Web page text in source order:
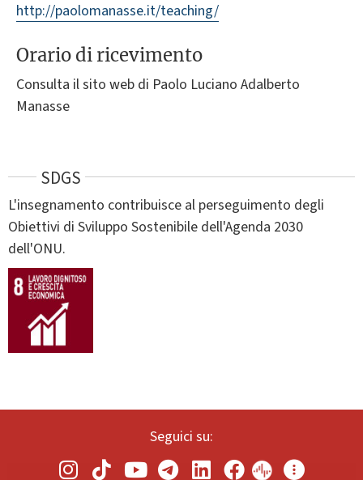
http://paolomanasse.it/teaching/
Orario di ricevimento
Consulta il sito web di Paolo Luciano Adalberto
Manasse
SDGS
L'insegnamento contribuisce al perseguimento degli
Obiettivi di Sviluppo Sostenibile dell'Agenda 2030
dell'ONU.
Seguici su: